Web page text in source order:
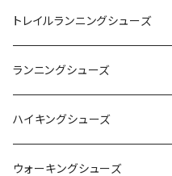
YONEX（ヨネックス）
adidas（アディダス）
SAYSKY（セイスカイ）
NISHI（ニシ）
トレイルランニングシューズ
On
VIKING
asics
ランニングシューズ
On
adidas
ハイキングシューズ
On
ウォーキングシューズ